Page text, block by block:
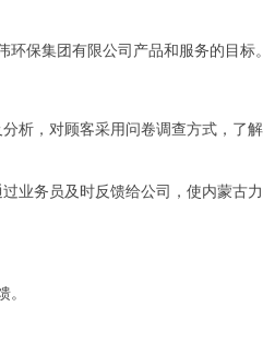
保集团有限公司产品和服务的目标。
，对顾客采用问卷调查方式，了
业务员及时反馈给公司，使内蒙古
。